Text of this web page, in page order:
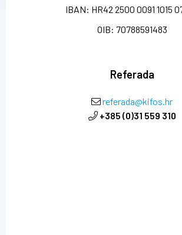
IBAN: HR42 2500 0091 1015
OIB: 70788591483
Referada
referada@kifos.hr
+385 (0)31 559 310